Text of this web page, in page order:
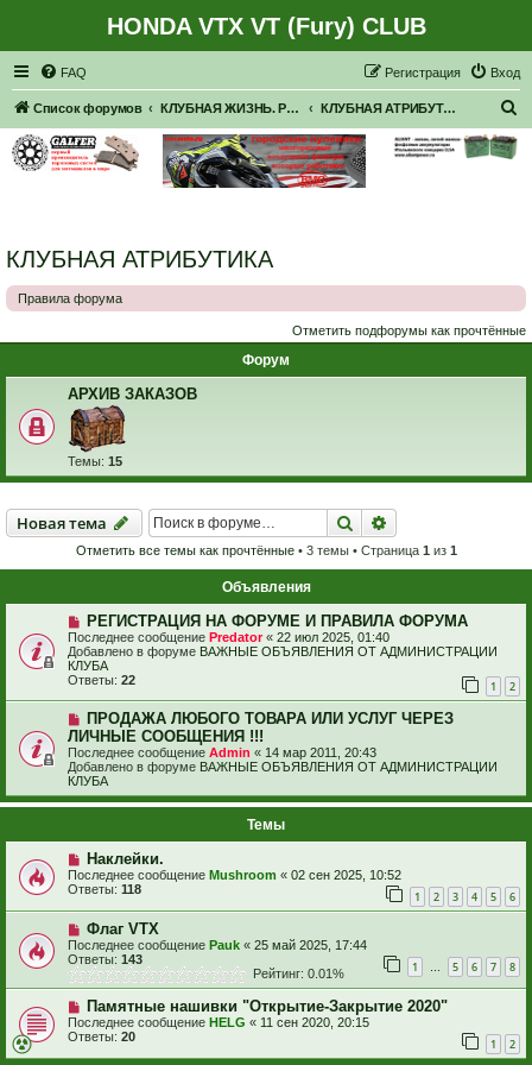
HONDA VTX VT (Fury) CLUB
FAQ Вход
Регистрация
Список форумов КЛУБНАЯ ЖИЗНЬ. РЕАЛЬНЫЕ ВСТРЕЧИ. ПОКАТУШКИ. КЛУБНАЯ АТРИБУТИКА
КЛУБНАЯ АТРИБУТИКА
Правила форума
Отметить подфорумы как прочтённые
Форум
АРХИВ ЗАКАЗОВ
Темы: 15
Новая тема
Новаятема Поиск
Отметить все темы как прочтённые• 3 темы • Страница 1 из 1
Объявления
РЕГИСТРАЦИЯ НА ФОРУМЕ И ПРАВИЛА ФОРУМА
Последнее сообщение Predator« 22 июл 2025, 01:40
Добавлено в форуме ВАЖНЫЕ ОБЪЯВЛЕНИЯ ОТ АДМИНИСТРАЦИИ
КЛУБА
Ответы: 22 1 2
ПРОДАЖА ЛЮБОГО ТОВАРА ИЛИ УСЛУГ ЧЕРЕЗ
ЛИЧНЫЕ СООБЩЕНИЯ !!!
Последнее сообщение Admin « 14 мар 2011, 20:43
Добавлено в форуме ВАЖНЫЕ ОБЪЯВЛЕНИЯ ОТ АДМИНИСТРАЦИИ
КЛУБА
Темы
Наклейки.
Последнее сообщение Mushroom « 02 сен 2025, 10:52
Ответы: 118 1 2 3 4 5 6
Флаг VTX
Последнее сообщение Pauk « 25 май 2025, 17:44
Ответы: 143 1 … 5 6 7 8
Рейтинг: 0.01%
Памятные нашивки "Открытие-Закрытие 2020"
Последнее сообщение HELG « 11 сен 2020, 20:15
Ответы: 20 1 2